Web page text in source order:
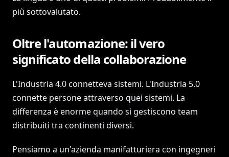
più sottovalutato.
Oltre l'automazione: il vero
significato della collaborazione
L'Industria 4.0 connetteva sistemi. L'Industria 5.0
connette persone attraverso quei sistemi. La
differenza è enorme quando si gestiscono team
distribuiti tra continenti diversi.
Pensiamo a un'azienda manifatturiera con ingegneri